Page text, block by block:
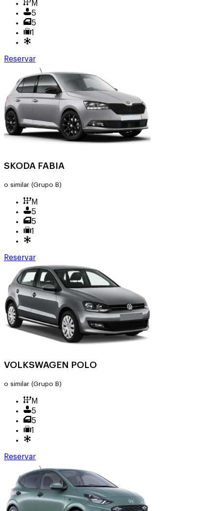
M
5
5
1
Reservar
SKODA FABIA
o similar (Grupo B)
M
5
5
1
Reservar
VOLKSWAGEN POLO
o similar (Grupo B)
M
5
5
1
Reservar